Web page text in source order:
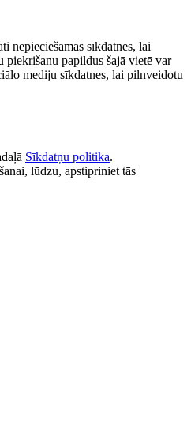
nepieciešamās sīkdatnes, lai
piekrišanu papildus šajā vietē var
mediju sīkdatnes, lai pilnveidotu
Sīkdatņu politika.
lūdzu, apstipriniet tās